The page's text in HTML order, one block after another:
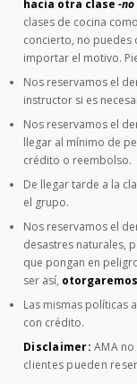
hacia otra clase-
clases de cocina
concierto, no puedes
importar el motivo.
Nos reservamos el
instructor si es
Nos reservamos el
llegar al mínimo de
crédito o reembolso.
De llegar tarde a la
el grupo.
Nos reservamos el
desastres naturales,
que pongan en
ser así,
Las mismas políticas
con crédito.
Disclaimer: AMA
clientes pueden